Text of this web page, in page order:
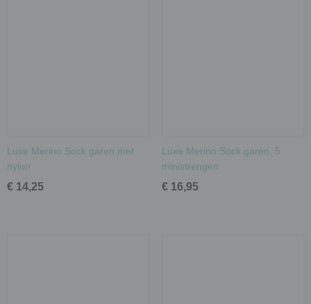
Luxe Merino Sock garen met
nylon
€ 14,25
Luxe Merino Sock garen, 5
ministrengen
€ 16,95